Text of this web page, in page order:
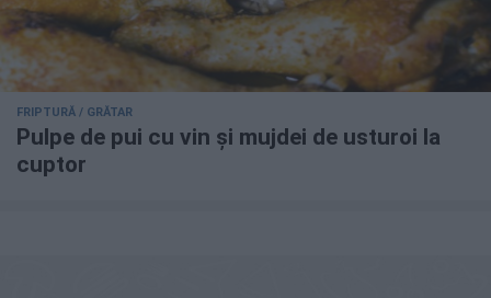
FRIPTURĂ / GRĂTAR
Pulpe de pui cu vin și mujdei de usturoi la
cuptor